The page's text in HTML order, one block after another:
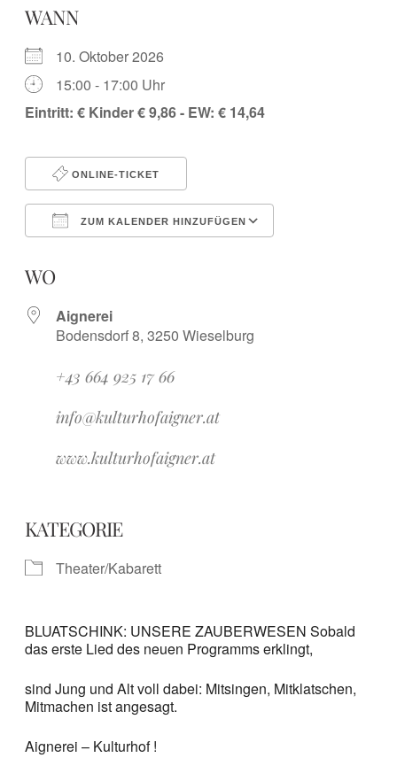
WANN
10. Oktober 2026
15:00 - 17:00 Uhr
Eintritt: € Kinder € 9,86 - EW: € 14,64
ONLINE-TICKET
ZUM KALENDER HINZUFÜGEN
WO
Aignerei
Bodensdorf 8, 3250 Wieselburg
+43 664 925 17 66
info@kulturhofaigner.at
www.kulturhofaigner.at
KATEGORIE
Theater/Kabarett
BLUATSCHINK: UNSERE ZAUBERWESEN Sobald
das erste Lied des neuen Programms erklingt,
sind Jung und Alt voll dabei: Mitsingen, Mitklatschen,
Mitmachen ist angesagt.
Aignerei – Kulturhof !